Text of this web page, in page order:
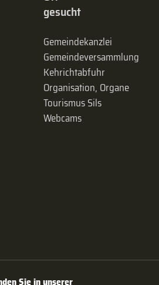
gesucht
Gemeindekanzlei
Gemeinde­versammlung
Kehrichtabfuhr
Organisation, Organe
Tourismus Sils
Webcams
Sie in unserer